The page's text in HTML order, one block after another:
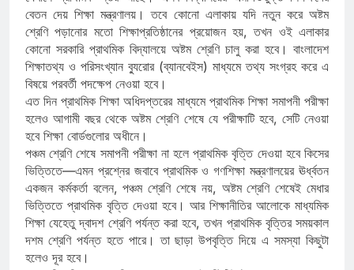
বেতন দেয় শিক্ষা মন্ত্রণালয়। তবে কোনো এলাকায় যদি নতুন করে অষ্টম
শ্রেণি পড়ানোর মতো শিক্ষাপ্রতিষ্ঠানের প্রয়োজন হয়, তখন ওই এলাকার
কোনো সরকারি প্রাথমিক বিদ্যালয়ে অষ্টম শ্রেণি চালু করা হবে। বাংলাদেশ
শিক্ষাতথ্য ও পরিসংখ্যান ব্যুরোর (ব্যানবেইস) মাধ্যমে তথ্য সংগ্রহ করে এ
বিষয়ে পরবর্তী পদক্ষেপ নেওয়া হবে।
এত দিন প্রাথমিক শিক্ষা অধিদপ্তরের মাধ্যমে প্রাথমিক শিক্ষা সমাপনী পরীক্ষা
হলেও আগামী বছর থেকে অষ্টম শ্রেণি শেষে যে পরীক্ষাটি হবে, সেটি নেওয়া
হবে শিক্ষা বোর্ডগুলোর অধীনে।
পঞ্চম শ্রেণি শেষে সমাপনী পরীক্ষা না হলে প্রাথমিক বৃত্তি দেওয়া হবে কিসের
ভিত্তিতে—এমন প্রশ্নের জবাবে প্রাথমিক ও গণশিক্ষা মন্ত্রণালয়ের ঊর্ধ্বতন
একজন কর্মকর্তা বলেন, পঞ্চম শ্রেণি শেষে নয়, অষ্টম শ্রেণি শেষেই মেধার
ভিত্তিতে প্রাথমিক বৃত্তি দেওয়া হবে। আর শিক্ষানীতির আলোকে মাধ্যমিক
শিক্ষা যেহেতু দ্বাদশ শ্রেণি পর্যন্ত করা হবে, তখন প্রাথমিক বৃত্তির সময়কাল
দশম শ্রেণি পর্যন্ত হতে পারে। তা ছাড়া উপবৃত্তি দিয়ে এ সমস্যা কিছুটা
হলেও দূর হবে।